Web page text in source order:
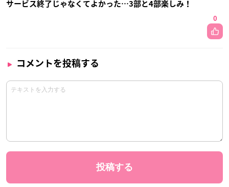
サービス終了じゃなくてよかった…3部と4部楽しみ！
0
コメントを投稿する